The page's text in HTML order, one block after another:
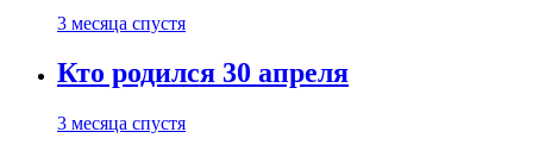
3 месяца спустя
Кто родился 30 апреля
3 месяца спустя